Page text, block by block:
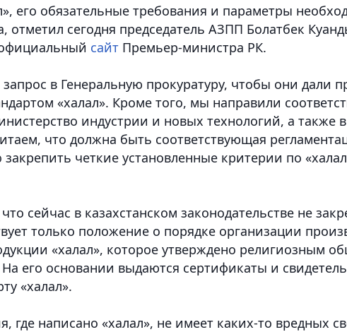
его обязательные требования и параметры
отметил сегодня председатель АЗПП Болатбек
сайт Премьер-министра РК.
в Генеральную прокуратуру, чтобы они дали
«халал». Кроме того, мы направили
индустрии и новых технологий, а также
что должна быть соответствующая
закрепить четкие установленные критерии по
сейчас в казахстанском законодательстве не
только положение о порядке организации
«халал», которое утверждено религиозным
его основании выдаются сертификаты и
«халал».
где написано «халал», не имеет каких-то вредных